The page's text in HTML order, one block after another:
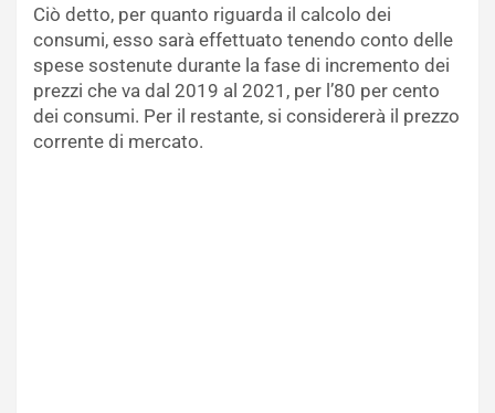
Ciò detto, per quanto riguarda il calcolo dei
consumi, esso sarà effettuato tenendo conto delle
spese sostenute durante la fase di incremento dei
prezzi che va dal 2019 al 2021, per l’80 per cento
dei consumi. Per il restante, si considererà il prezzo
corrente di mercato.